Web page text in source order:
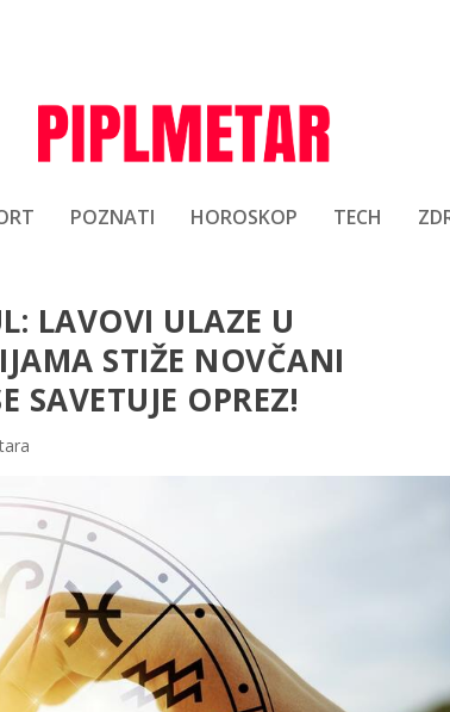
POZNATI HOROSKOP TECH
LAVOVI ULAZE U
STIŽE NOVČANI
OPREZ!